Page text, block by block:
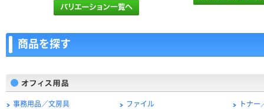
商品を探す
事務用品／文房具 ファイル トナ